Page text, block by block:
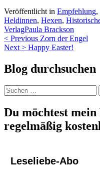
Veröffentlicht in Empfehlung,
Heldinnen, Hexen,
VerlagPaula Brackson
Beitragsnavigation
< Previous Zorn der Engel
Next > Happy Easter!
Blog durchsuchen
Suchen
nach:
Du möchtest
regelmäßig
Leseliebe-Abo